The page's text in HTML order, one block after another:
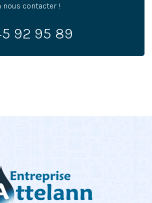
nous contacter !
92 95 89